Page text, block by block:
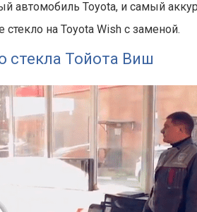
автомобиль Toyota, и самый
на Toyota Wish с заменой.
стекла Тойота Виш